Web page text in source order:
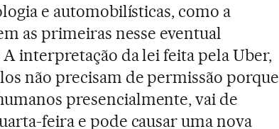
e automobilísticas, como a
as primeiras nesse eventual
A interpretação da lei feita pela Uber,
não precisam de permissão porque
presencialmente, vai de
feira e pode causar uma nova